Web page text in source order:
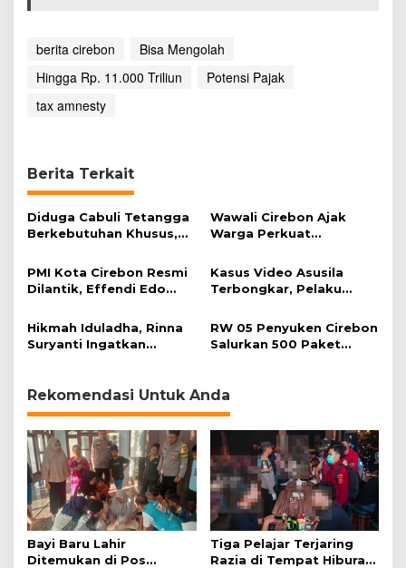
i
u
n
berita cirebon
Bisa Mengolah
Hingga Rp. 11.000 Triliun
Potensi Pajak
tax amnesty
Berita Terkait
Diduga Cabuli Tetangga
Berkebutuhan Khusus,
Wawali Cirebon Ajak
Warga Perkuat
Momentum Harjad ke-
599
PMI Kota Cirebon Resmi
Dilantik, Effendi Edo
Bencana
Kasus Video Asusila
Terbongkar, Pelaku
Korban Baru
Hikmah Iduladha, Rinna
Suryanti Ingatkan
RW 05 Penyuken Cirebon
Salurkan 500 Paket
Rekomendasi Untuk Anda
Bayi Baru Lahir
Ditemukan di Pos
Tiga Pelajar Terjaring
Razia di Tempat Hiburan